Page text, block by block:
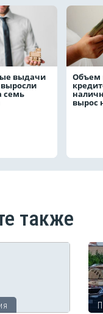
выдачи
выросли
семь
Объем
вырос
также